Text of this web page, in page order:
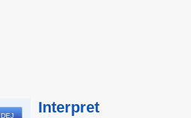
Interpret